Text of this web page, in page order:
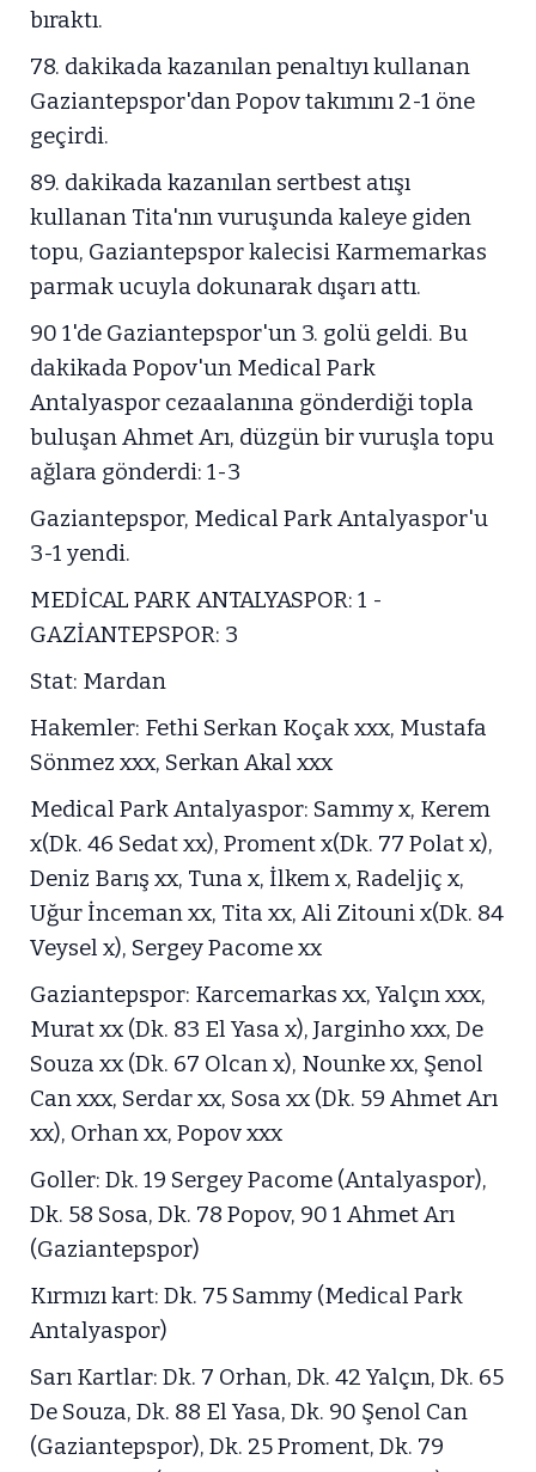
bıraktı.
78. dakikada kazanılan penaltıyı kullanan
Gaziantepspor'dan Popov takımını 2-1 öne
geçirdi.
89. dakikada kazanılan sertbest atışı
kullanan Tita'nın vuruşunda kaleye giden
topu, Gaziantepspor kalecisi Karmemarkas
parmak ucuyla dokunarak dışarı attı.
90 1'de Gaziantepspor'un 3. golü geldi. Bu
dakikada Popov'un Medical Park
Antalyaspor cezaalanına gönderdiği topla
buluşan Ahmet Arı, düzgün bir vuruşla topu
ağlara gönderdi: 1-3
Gaziantepspor, Medical Park Antalyaspor'u
3-1 yendi.
MEDİCAL PARK ANTALYASPOR: 1 -
GAZİANTEPSPOR: 3
Stat: Mardan
Hakemler: Fethi Serkan Koçak xxx, Mustafa
Sönmez xxx, Serkan Akal xxx
Medical Park Antalyaspor: Sammy x, Kerem
x(Dk. 46 Sedat xx), Proment x(Dk. 77 Polat x),
Deniz Barış xx, Tuna x, İlkem x, Radeljiç x,
Uğur İnceman xx, Tita xx, Ali Zitouni x(Dk. 84
Veysel x), Sergey Pacome xx
Gaziantepspor: Karcemarkas xx, Yalçın xxx,
Murat xx (Dk. 83 El Yasa x), Jarginho xxx, De
Souza xx (Dk. 67 Olcan x), Nounke xx, Şenol
Can xxx, Serdar xx, Sosa xx (Dk. 59 Ahmet Arı
xx), Orhan xx, Popov xxx
Goller: Dk. 19 Sergey Pacome (Antalyaspor),
Dk. 58 Sosa, Dk. 78 Popov, 90 1 Ahmet Arı
(Gaziantepspor)
Kırmızı kart: Dk. 75 Sammy (Medical Park
Antalyaspor)
Sarı Kartlar: Dk. 7 Orhan, Dk. 42 Yalçın, Dk. 65
De Souza, Dk. 88 El Yasa, Dk. 90 Şenol Can
(Gaziantepspor), Dk. 25 Proment, Dk. 79